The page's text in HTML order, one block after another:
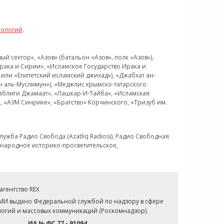
.
«Азов» (батальон «Азов», полк «Азов»),
и Сирии», «Исламское Государство Ирака и
«Египетский исламский джихад»), «Джабхат ан-
Муслимун»), «Меджлис крымско-татарского
Джамаат», «Лашкар-И-Тайба», «Исламская
Синрике», «Братство» Корчинского, «Тризуб им.
Радио Свобода (Azatliq Radiosi), Радио Свободная
историко-просветительское,
REX
выдано Федеральной службой по надзору в сфере
и массовых коммуникаций (Роскомнадзор).